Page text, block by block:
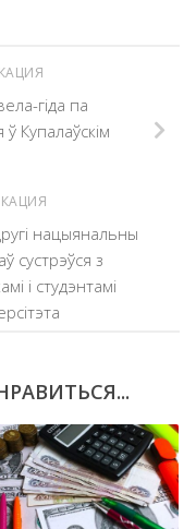
гіда па
Купалаўскім
нацыянальны
сустрэўся з
і студэнтамі